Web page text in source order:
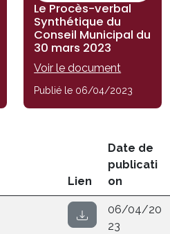
Le Procès-verbal
Synthétique du
Conseil Municipal du
30 mars 2023
Voir le document
Publié le 06/04/2023
Lien
Date de
publicati
on
06/04/20
23